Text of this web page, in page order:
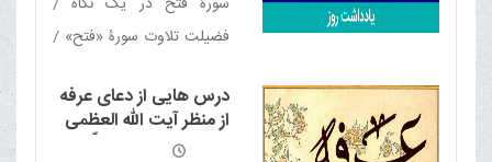
فضیلت تلاوت سورۀ «فتح» /
مهربانی با مردم / مدیریت
آرامش در میدان جنگ /
درس هایی از دعای عرفه
از منظر آیت الله العظمی
مکارم شیرازی مدّ ظلّه